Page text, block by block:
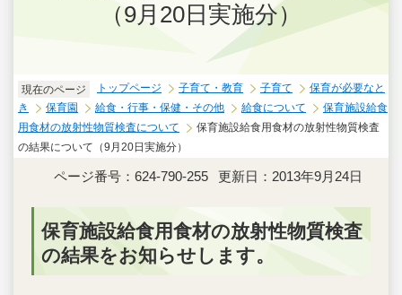
（9月20日実施分）
現在のページ トップページ 子育て・教育 子育て
保育が必要なと
き
保育園 給食・行事・保健・その他 給食について
保育施設給食
用食材の放射性物質検査について
保育施設給食用食材の放射性物質検査
の結果について（9月20日実施分）
ページ番号：624-790-255 更新日：2013年9月24日
保育施設給食用食材の放射性物質検査
の結果をお知らせします。